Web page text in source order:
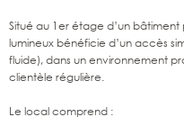
Situé au 1er étage d’un
lumineux bénéficie d’un accès
fluide), dans un environnement
clientèle régulière.
Le local comprend :